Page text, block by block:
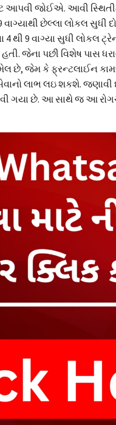
આપવી જોઈએ. આવી
છેલ્લા લોકલ સુધી
4 થી 9 વાગ્યા સુધી લોકલ
જેના પછી વિશેષ પાસ
જેમ કે ફ્રન્ટલાઈન
લાભ લઇ શકશે. જણાવી
ગયા છે. આ સાથે જ આ